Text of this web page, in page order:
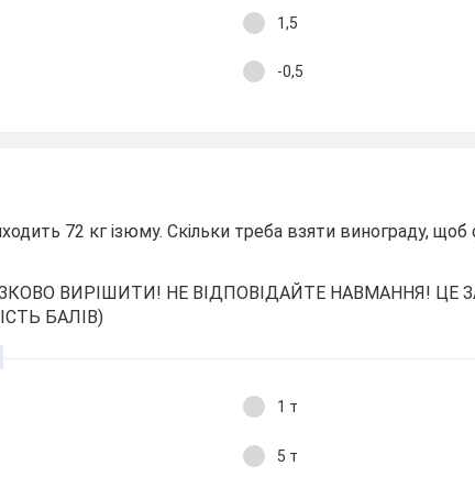
1,5
-0,5
72 кг ізюму. Скільки треба взяти винограду,
ВИРІШИТИ! НЕ ВІДПОВІДАЙТЕ НАВМАННЯ! ЦЕ
БАЛІВ)
1 т
5 т